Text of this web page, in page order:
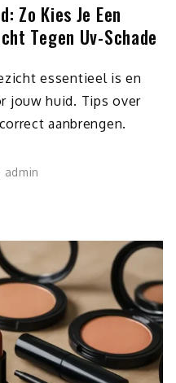
Zo Kies Je Een
Tegen Uv-Schade
essentieel is en
jouw huid. Tips over
aanbrengen.
admin